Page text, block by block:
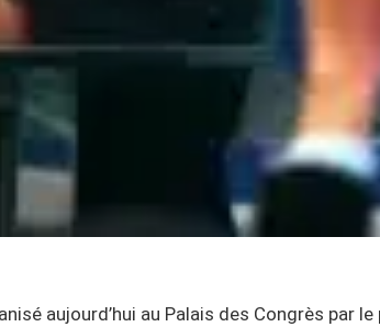
aujourd’hui au Palais des Congrès par